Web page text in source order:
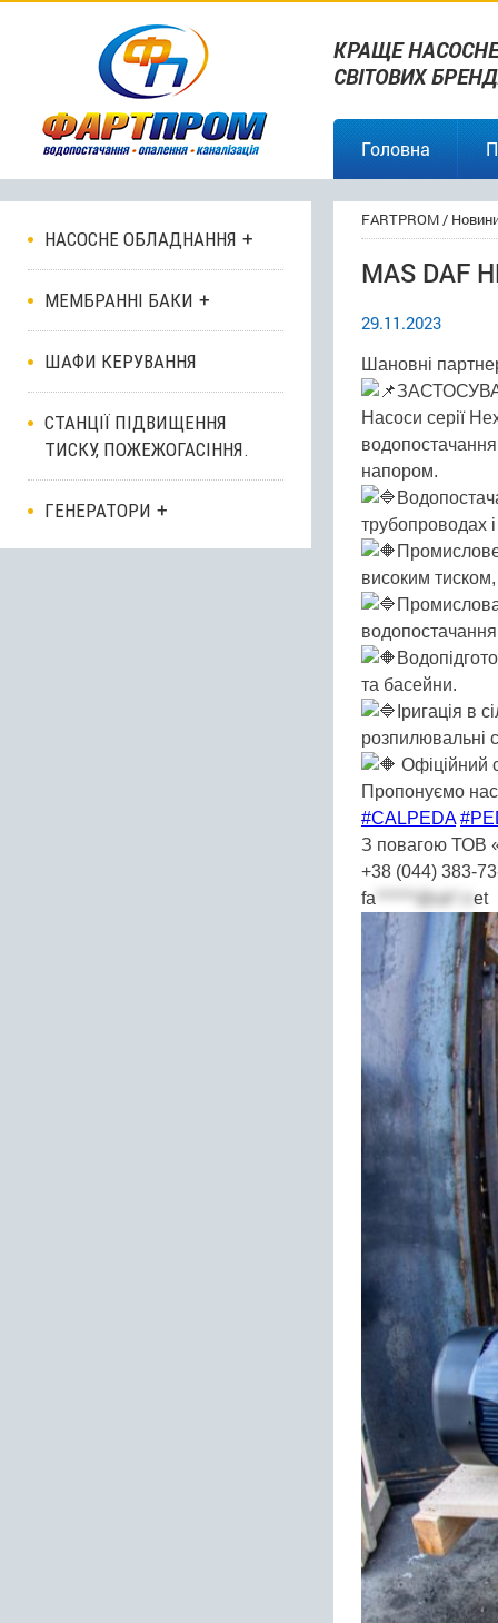
КРАЩЕ
СВІТОВИХ
Головна
НАСОСНЕ ОБЛАДНАННЯ
МЕМБРАННІ БАКИ
ШАФИ КЕРУВАННЯ
СТАНЦІЇ ПІДВИЩЕННЯ
ТИСКУ, ПОЖЕЖОГАСІННЯ.
ГЕНЕРАТОРИ
FARTPROM/
MAS DAF
29.11.2023
Шановні
Насоси серії
напором.
трубопроводах
високим
та басейни.
Іригація в
розпилювальні
Офіційний
Пропонуємо
#CALPEDA
З повагою
+38 (044) 383-
fa ******@uk*.n et